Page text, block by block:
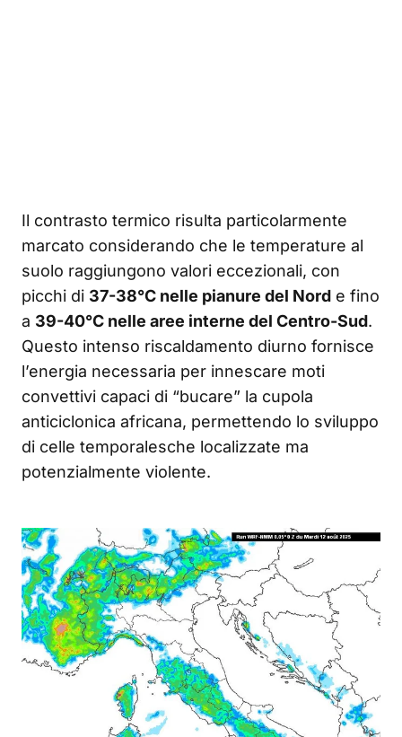
Il contrasto termico risulta particolarmente
marcato considerando che le temperature al
suolo raggiungono valori eccezionali, con
picchi di 37-38°C nelle pianure del Nord e fino
a 39-40°C nelle aree interne del Centro-Sud.
Questo intenso riscaldamento diurno fornisce
l’energia necessaria per innescare moti
convettivi capaci di “bucare” la cupola
anticiclonica africana, permettendo lo sviluppo
di celle temporalesche localizzate ma
potenzialmente violente.